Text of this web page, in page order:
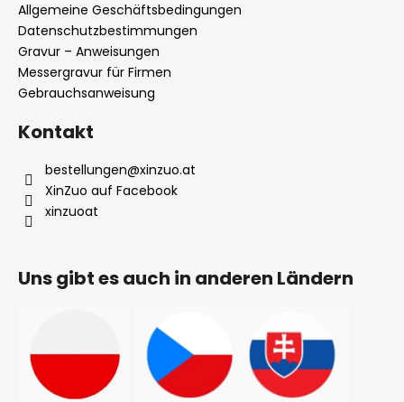
Allgemeine Geschäftsbedingungen
Datenschutzbestimmungen
Gravur – Anweisungen
Messergravur für Firmen
Gebrauchsanweisung
Kontakt
bestellungen@xinzuo.at
XinZuo auf Facebook
xinzuoat
Uns gibt es auch in anderen Ländern